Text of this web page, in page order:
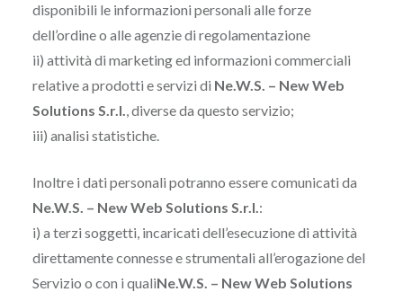
disponibili le informazioni personali alle forze
dell’ordine o alle agenzie di regolamentazione
ii) attività di marketing ed informazioni commerciali
relative a prodotti e servizi di Ne.W.S. – New Web
Solutions S.r.l., diverse da questo servizio;
iii) analisi statistiche.
Inoltre i dati personali potranno essere comunicati da
Ne.W.S. – New Web Solutions S.r.l.:
i) a terzi soggetti, incaricati dell’esecuzione di attività
direttamente connesse e strumentali all’erogazione del
Servizio o con i qualiNe.W.S. – New Web Solutions